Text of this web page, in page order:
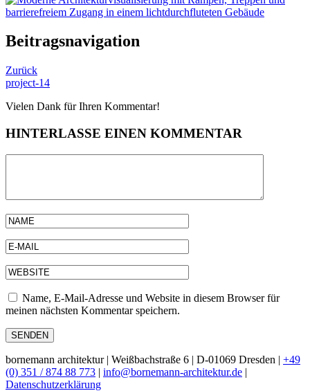
Beitragsnavigation
Zurück
project-14
Vielen Dank für Ihren Kommentar!
HINTERLASSE EINEN KOMMENTAR
Name, E-Mail-Adresse und Website in diesem Browser für
meinen nächsten Kommentar speichern.
bornemann architektur | Weißbachstraße 6 | D-01069 Dresden | +49
(0) 351 / 874 88 773 | info@bornemann-architektur.de |
Datenschutzerklärung